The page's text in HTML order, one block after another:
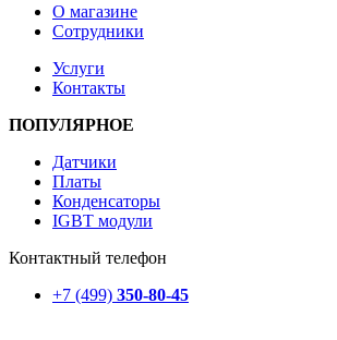
О магазине
Сотрудники
Услуги
Контакты
ПОПУЛЯРНОЕ
Датчики
Платы
Конденсаторы
IGBT модули
Контактный телефон
+7 (499) 350-80-45